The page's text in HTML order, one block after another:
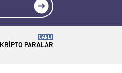
KRIPTO PARALAR
CANLI